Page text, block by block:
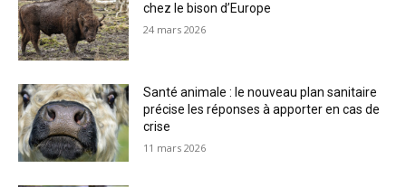
chez le bison d’Europe
24 mars 2026
Santé animale : le nouveau plan sanitaire
précise les réponses à apporter en cas de
crise
11 mars 2026